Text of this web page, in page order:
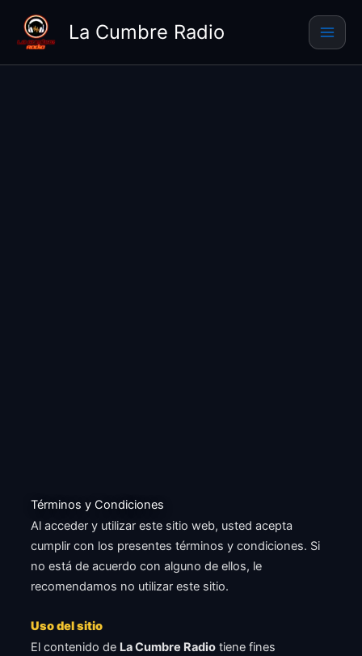
contenido
La Cumbre Radio
Términos y Condiciones
Al acceder y utilizar este sitio web, usted acepta
cumplir con los presentes términos y condiciones. Si
no está de acuerdo con alguno de ellos, le
recomendamos no utilizar este sitio.
Uso del sitio
El contenido de La Cumbre Radio tiene fines